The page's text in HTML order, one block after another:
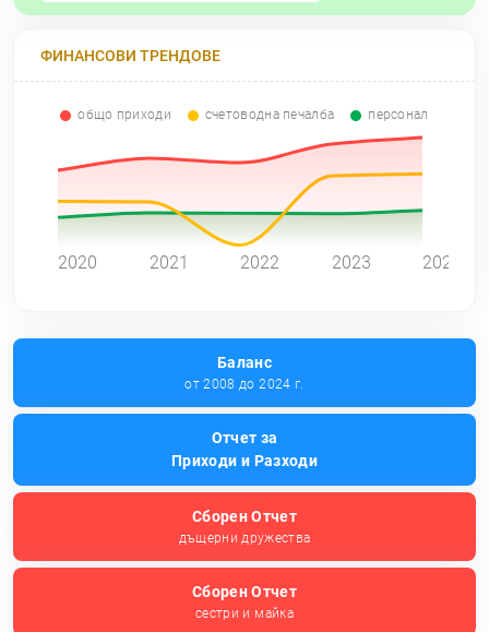
ФИНАНСОВИ ТРЕНДОВЕ
общо приходи счетоводна печалба персонал
2020 2021 2022 2023 2024
Баланс
от 2008 до 2024 г.
Отчет за
Приходи и Разходи
Сборен Отчет
дъщерни дружества
Сборен Отчет
сестри и майка